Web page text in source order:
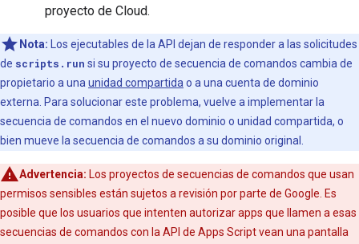
proyecto de Cloud.
Nota: Los ejecutables de la API dejan de responder a las solicitudes
de scripts.run si su proyecto de secuencia de comandos cambia de
propietario a una unidad compartida o a una cuenta de dominio
externa. Para solucionar este problema, vuelve a implementar la
secuencia de comandos en el nuevo dominio o unidad compartida, o
bien mueve la secuencia de comandos a su dominio original.
Advertencia: Los proyectos de secuencias de comandos que usan
permisos sensibles están sujetos a revisión por parte de Google. Es
posible que los usuarios que intenten autorizar apps que llamen a esas
secuencias de comandos con la API de Apps Script vean una pantalla